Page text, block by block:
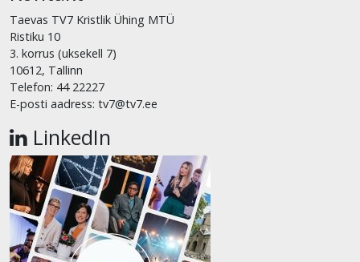
Taevas TV7 Kristlik Ühing MTÜ
Ristiku 10
3. korrus (uksekell 7)
10612, Tallinn
Telefon: 44 22227
E-posti aadress: tv7@tv7.ee
LinkedIn